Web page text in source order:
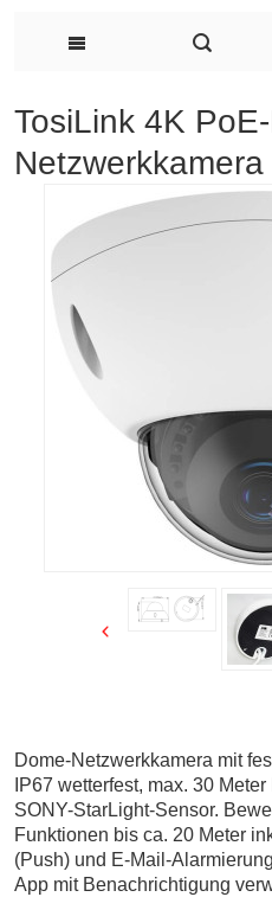
TosiLink 4K
Dome-Netzwerkkamera mit
IP67 wetterfest, max. 30
SONY-StarLight-Sensor.
Funktionen bis ca. 20 Meter
(Push) und E-Mail-
App mit Benachrichtigung